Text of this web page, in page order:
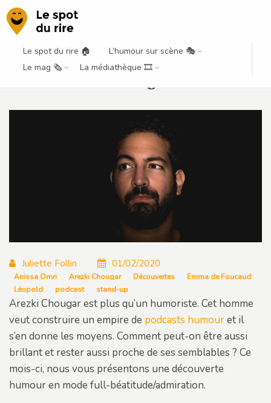
Le spot du rire 🏠
L’humour sur scène 🎭
Le mag 🗞️
La médiathèque 🎞️
La découverte du mois – Février
Juliette Follin 01/02/2020
Anissa Omri Arezki Chougar Découvertes
Emma de Foucaud
Léopold
podcast stand-up
Arezki Chougar est plus qu’un humoriste. Cet homme
veut construire un empire de podcasts humouret il
s’en donne les moyens. Comment peut-on être aussi
brillant et rester aussi proche de ses semblables ? Ce
mois-ci, nous vous présentons une découverte
humour en mode full-béatitude/admiration.